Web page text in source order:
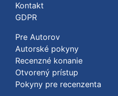
Kontakt
GDPR
Pre Autorov
Autorské pokyny
Recenzné konanie
Otvorený prístup
Pokyny pre recenzenta